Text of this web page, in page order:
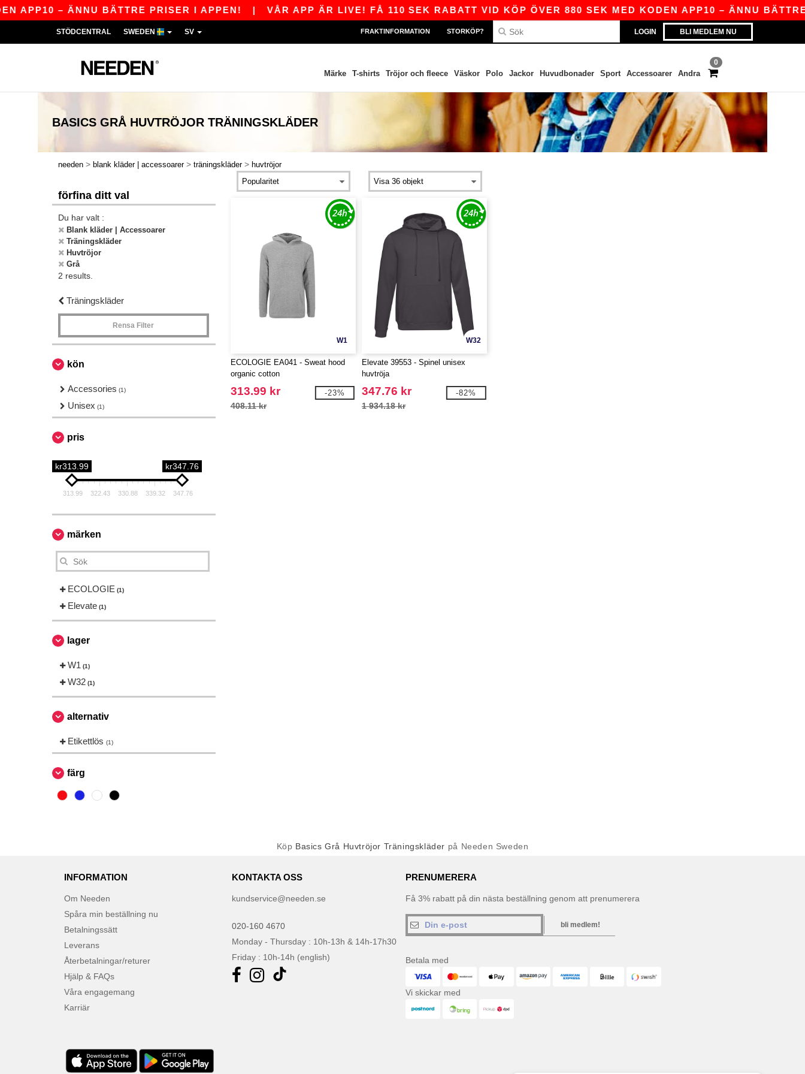
– ÄNNU BÄTTRE PRISER I APPEN!|VÅR APP ÄR LIVE! FÅ 110 SEK RABATT VID KÖP ÖVER 880 SEK MED KODEN APP10 – ÄNNU BÄTTRE
LOGIN BLI MEDLEM NU
STÖDCENTRAL SWEDEN SV FRAKTINFORMATION STORKÖP?
0
Märke T-shirts Tröjor och fleece Väskor Polo Jackor Huvudbonader Sport Accessoarer Andra
BASICS GRÅ HUVTRÖJOR TRÄNINGSKLÄDER
needen > blank kläder | accessoarer > träningskläder > huvtröjor
förfina ditt val
Du har valt :
Blank kläder | Accessoarer
Träningskläder
Huvtröjor
Grå
2 results.
Träningskläder
Rensa Filter
kön
Accessories (1)
Unisex (1)
pris
kr313.99 kr347.76
313.99 322.43 330.88 339.32 347.76
märken
ECOLOGIE (1)
Elevate (1)
lager
W1 (1)
W32 (1)
alternativ
Etikettlös (1)
färg
W1
ECOLOGIE EA041 - Sweat hood
organic cotton
313.99 kr
408.11 kr
-23%
W32
Elevate 39553 - Spinel unisex
huvtröja
347.76 kr
1 934.18 kr
-82%
Köp Basics Grå Huvtröjor Träningskläder på Needen Sweden
INFORMATION
Om Needen
Spåra min beställning nu
Betalningssätt
Leverans
Återbetalningar/returer
Hjälp & FAQs
Våra engagemang
Karriär
KONTAKTA OSS
kundservice@needen.se
020-160 4670
Monday - Thursday : 10h-13h & 14h-17h30
Friday : 10h-14h (english)
PRENUMERERA
Få 3% rabatt på din nästa beställning genom att prenumerera
bli medlem!
Betala med
Vi skickar med